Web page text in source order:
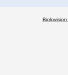
Biolovision